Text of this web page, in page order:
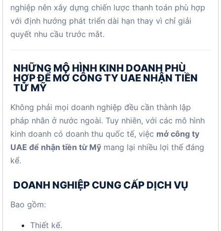
nghiệp nên xây dựng chiến lược thanh toán phù hợp
với định hướng phát triển dài hạn thay vì chỉ giải
quyết nhu cầu trước mắt.
NHỮNG MÔ HÌNH KINH DOANH PHÙ
HỢP ĐỂ MỞ CÔNG TY UAE NHẬN TIỀN
TỪ MỸ
Không phải mọi doanh nghiệp đều cần thành lập
pháp nhân ở nước ngoài. Tuy nhiên, với các mô hình
kinh doanh có doanh thu quốc tế, việc mở công ty
UAE để nhận tiền từ Mỹ mang lại nhiều lợi thế đáng
kể.
DOANH NGHIỆP CUNG CẤP DỊCH VỤ
Bao gồm:
Thiết kế.